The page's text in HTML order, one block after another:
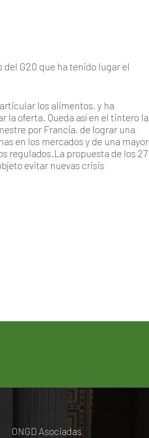
G20 que ha tenido lugar el
los alimentos, y ha
la oferta. Queda así en el tintero la
por Francia, de lograr una
en los mercados y de una mayor
regulados.La propuesta de los 27
evitar nuevas crisis
ONGD Asociadas